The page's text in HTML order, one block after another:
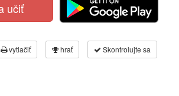
učiť
vytlačiť hrať Skontrolujte sa